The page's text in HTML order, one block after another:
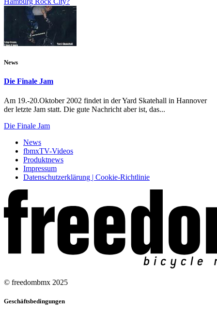
News
Die Finale Jam
Am 19.-20.Oktober 2002 findet in der Yard Skatehall in Hannover
der letzte Jam statt. Die gute Nachricht aber ist, das...
Die Finale Jam
News
fbmxTV-Videos
Produktnews
Impressum
Datenschutzerklärung | Cookie-Richtlinie
© freedombmx 2025
Geschäftsbedingungen